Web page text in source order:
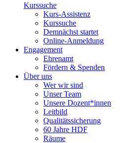
Kurssuche
Kurs-Assistenz
Kurssuche
Demnächst startet
Online-Anmeldung
Engagement
Ehrenamt
Fördern & Spenden
Über uns
Wer wir sind
Unser Team
Unsere Dozent*innen
Leitbild
Qualitätssicherung
60 Jahre HDF
Räume